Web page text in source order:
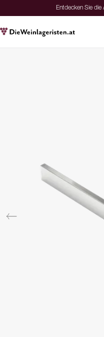
Entdecken Sie